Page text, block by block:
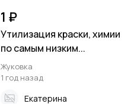
1 ₽
Утилизация краски, химии
по самым низким...
Жуковка
1 год назад
Екатерина